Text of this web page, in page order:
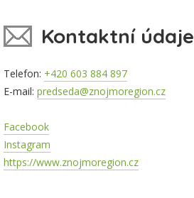
Kontaktní údaje
Telefon: +420 603 884 897
E-mail: predseda@znojmoregion.cz
Facebook
Instagram
https://www.znojmoregion.cz